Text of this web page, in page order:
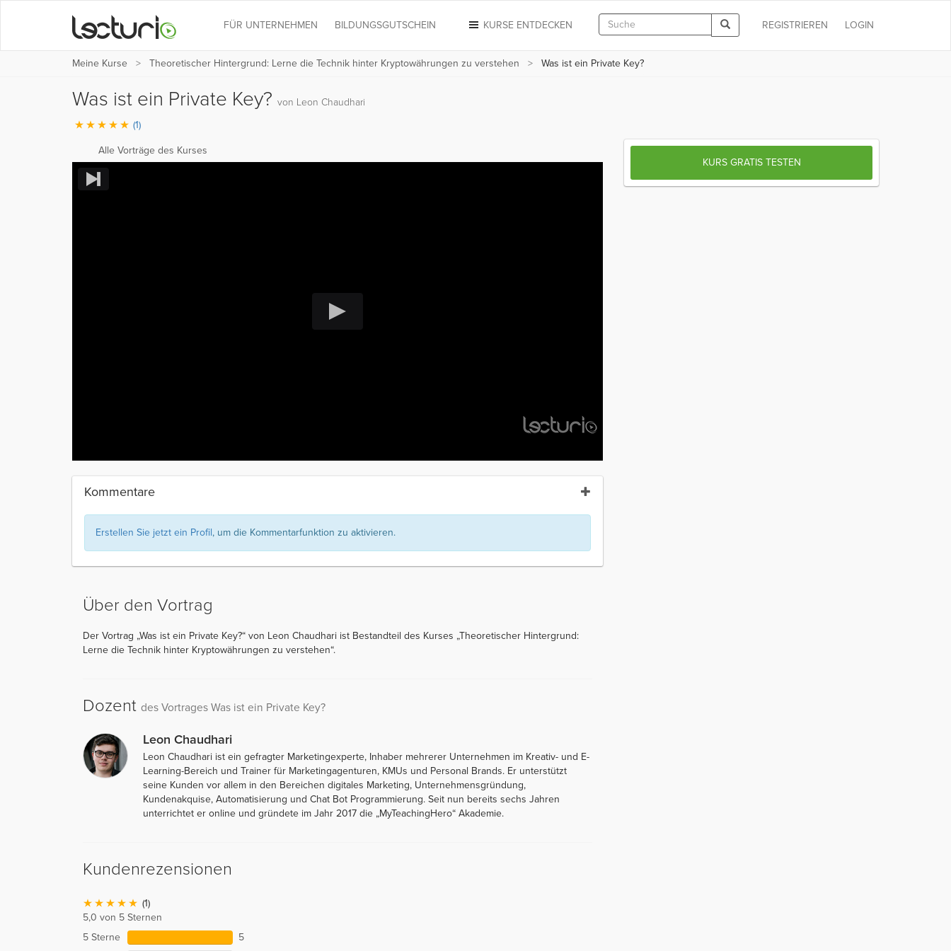
LOGIN
REGISTRIEREN
KURSE ENTDECKEN
FÜR UNTERNEHMEN BILDUNGSGUTSCHEIN
Meine Kurse Theoretischer Hintergrund: Lerne die Technik hinter Kryptowährungen zu verstehen Was ist ein Private Key?
Was ist ein Private Key? von Leon Chaudhari
(1)
Alle Vorträge des Kurses
Kommentare
Erstellen Sie jetzt ein Profil, um die Kommentarfunktion zu aktivieren.
Über den Vortrag
Der Vortrag „Was ist ein Private Key?“ von Leon Chaudhari ist Bestandteil des Kurses „Theoretischer Hintergrund:
Lerne die Technik hinter Kryptowährungen zu verstehen“.
Dozent des Vortrages Was ist ein Private Key?
Leon Chaudhari
Leon Chaudhari ist ein gefragter Marketingexperte, Inhaber mehrerer Unternehmen im Kreativ- und E-
Learning-Bereich und Trainer für Marketingagenturen, KMUs und Personal Brands. Er unterstützt
seine Kunden vor allem in den Bereichen digitales Marketing, Unternehmensgründung,
Kundenakquise, Automatisierung und Chat Bot Programmierung. Seit nun bereits sechs Jahren
unterrichtet er online und gründete im Jahr 2017 die „MyTeachingHero“ Akademie.
Kundenrezensionen
(1)
5,0 von 5 Sternen
5 Sterne
5
KURS GRATIS TESTEN